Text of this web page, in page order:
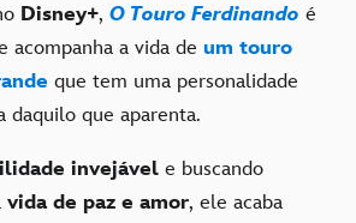
Disney+, O Touro Ferdinando é
acompanha a vida de um touro
que tem uma personalidade
daquilo que aparenta.
invejável e buscando
vida de paz e amor, ele acaba